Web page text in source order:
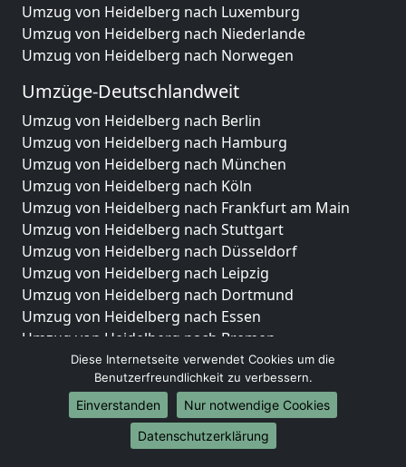
Umzug von Heidelberg nach Luxemburg
Umzug von Heidelberg nach Niederlande
Umzug von Heidelberg nach Norwegen
Umzüge-Deutschlandweit
Umzug von Heidelberg nach Berlin
Umzug von Heidelberg nach Hamburg
Umzug von Heidelberg nach München
Umzug von Heidelberg nach Köln
Umzug von Heidelberg nach Frankfurt am Main
Umzug von Heidelberg nach Stuttgart
Umzug von Heidelberg nach Düsseldorf
Umzug von Heidelberg nach Leipzig
Umzug von Heidelberg nach Dortmund
Umzug von Heidelberg nach Essen
Umzug von Heidelberg nach Bremen
Umzug von Heidelberg nach Dresden
Umzug von Heidelberg nach Hannover
Umzug von Heidelberg nach Nürnberg
Umzug von Heidelberg nach Duisburg
Umzug von Heidelberg nach Bochum
Diese Internetseite verwendet Cookies um die
Benutzerfreundlichkeit zu verbessern.
Einverstanden
Nur notwendige Cookies
Datenschutzerklärung